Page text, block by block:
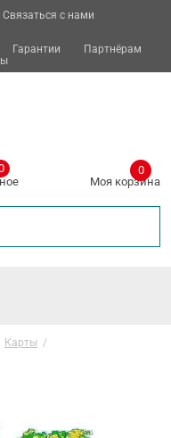
Связаться с нами
Гарантии
Партнёрам
Моя корзина
0
Карты /